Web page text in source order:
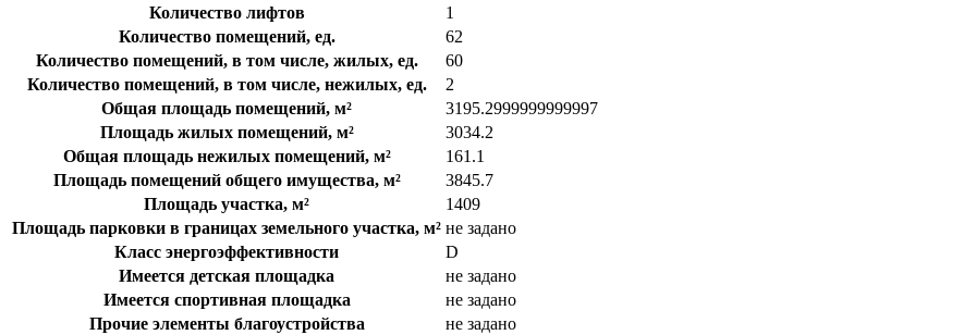
Количество лифтов
1
Количество помещений, ед.
62
Количество помещений, в том числе, жилых, ед.
60
Количество помещений, в том числе, нежилых, ед.
2
Общая площадь помещений, м²
3195.2999999999997
Площадь жилых помещений, м²
3034.2
Общая площадь нежилых помещений, м²
161.1
Площадь помещений общего имущества, м²
3845.7
Площадь участка, м²
1409
Площадь парковки в границах земельного участка, м² не задано
Класс энергоэффективности
D
Имеется детская площадка
не задано
Имеется спортивная площадка
не задано
Прочие элементы благоустройства
не задано